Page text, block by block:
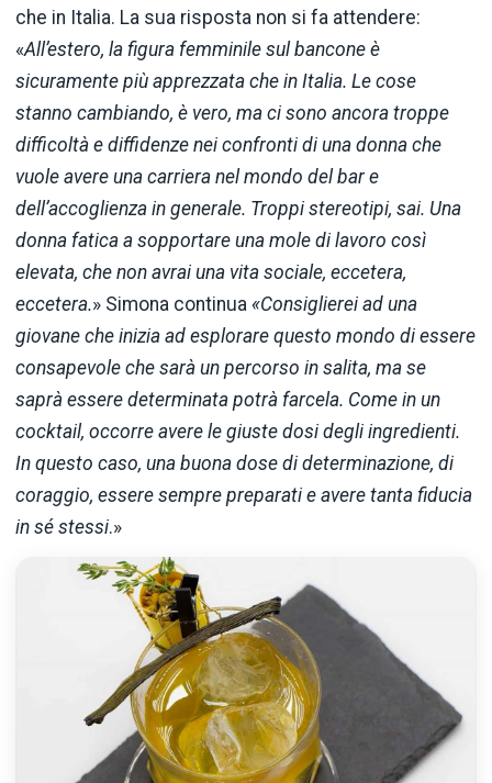
che in Italia. La sua risposta non si fa attendere:
«All’estero, la figura femminile sul bancone è
sicuramente più apprezzata che in Italia. Le cose
stanno cambiando, è vero, ma ci sono ancora troppe
difficoltà e diffidenze nei confronti di una donna che
vuole avere una carriera nel mondo del bar e
dell’accoglienza in generale. Troppi stereotipi, sai. Una
donna fatica a sopportare una mole di lavoro così
elevata, che non avrai una vita sociale, eccetera,
eccetera.» Simona continua «Consiglierei ad una
giovane che inizia ad esplorare questo mondo di essere
consapevole che sarà un percorso in salita, ma se
saprà essere determinata potrà farcela. Come in un
cocktail, occorre avere le giuste dosi degli ingredienti.
In questo caso, una buona dose di determinazione, di
coraggio, essere sempre preparati e avere tanta fiducia
in sé stessi.»